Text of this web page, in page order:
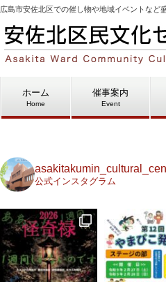
広島市安佐北区での催し物や地域イベントなど
ホーム
Home
催事案内
Event
公式インスタグラム